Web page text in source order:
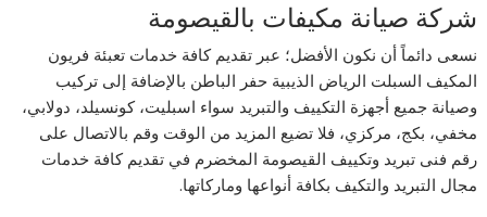
شركة صيانة مكيفات بالقيصومة
نسعى دائماً أن نكون الأفضل؛ عبر تقديم كافة خدمات تعبئة فريون
المكيف السبلت الرياض الذيبية حفر الباطن بالإضافة إلى تركيب
وصيانة جميع أجهزة التكييف والتبريد سواء اسبليت، كونسيلد، دولابي،
مخفي، بكج، مركزي، فلا تضيع المزيد من الوقت وقم بالاتصال على
رقم فنى تبريد وتكييف القيصومة المخضرم في تقديم كافة خدمات
مجال التبريد والتكيف بكافة أنواعها وماركاتها.